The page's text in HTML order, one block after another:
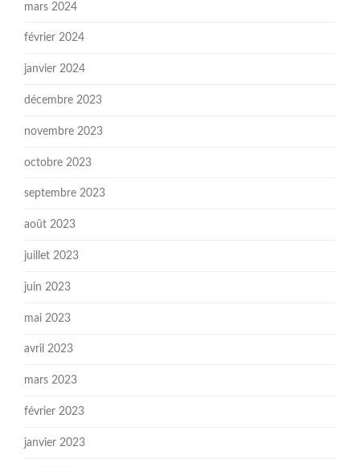
mars 2024
février 2024
janvier 2024
décembre 2023
novembre 2023
octobre 2023
septembre 2023
août 2023
juillet 2023
juin 2023
mai 2023
avril 2023
mars 2023
février 2023
janvier 2023